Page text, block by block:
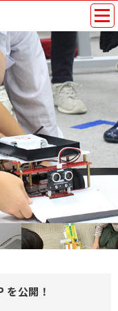
を公開！